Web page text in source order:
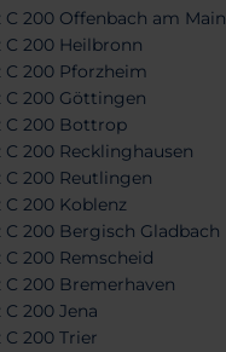
C 200 Offenbach am Main
C 200 Heilbronn
C 200 Pforzheim
C 200 Göttingen
C 200 Bottrop
C 200 Recklinghausen
C 200 Reutlingen
C 200 Koblenz
C 200 Bergisch Gladbach
C 200 Remscheid
C 200 Bremerhaven
200 Jena
C 200 Trier